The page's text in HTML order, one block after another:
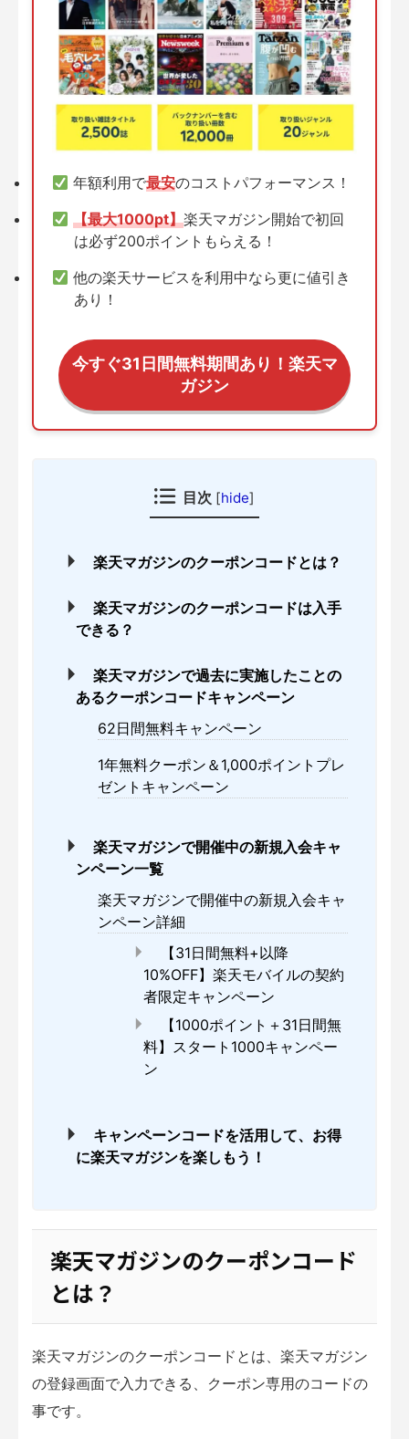
年額利用で最安のコストパフォーマンス！
【最大1000pt】楽天マガジン開始で初回
は必ず200ポイントもらえる！
他の楽天サービスを利用中なら更に値引き
あり！
今すぐ31日間無料期間あり！楽天マ
ガジン
目次 [hide]
楽天マガジンのクーポンコードとは？
楽天マガジンのクーポンコードは入手
できる？
楽天マガジンで過去に実施したことの
あるクーポンコードキャンペーン
62日間無料キャンペーン
1年無料クーポン＆1,000ポイントプレ
ゼントキャンペーン
楽天マガジンで開催中の新規入会キャ
ンペーン一覧
楽天マガジンで開催中の新規入会キャ
ンペーン詳細
【31日間無料+以降
10%OFF】楽天モバイルの契約
者限定キャンペーン
【1000ポイント＋31日間無
料】スタート1000キャンペー
ン
キャンペーンコードを活用して、お得
に楽天マガジンを楽しもう！
楽天マガジンのクーポンコード
とは？
楽天マガジンのクーポンコードとは、楽天マガジン
の登録画面で入力できる、クーポン専用のコードの
事です。